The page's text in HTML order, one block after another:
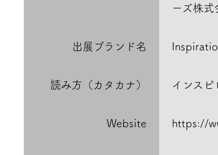
ーズ株式
出展ブランド名
読み方（カタカナ） インスピ
Website https://